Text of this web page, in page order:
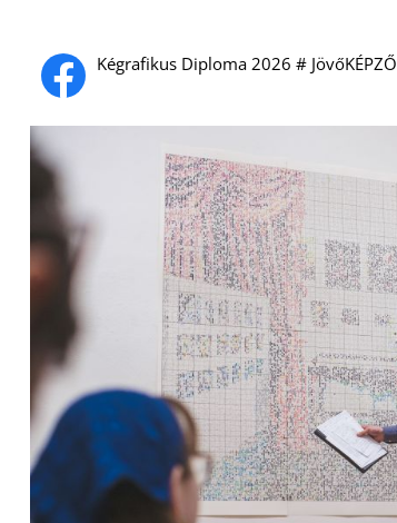
Kégrafikus Diploma 2026 # JövőKÉPZŐ